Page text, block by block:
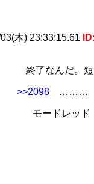
木) 23:33:15.61
終了なんだ。短
| >>2098 ……… １
モードレッド